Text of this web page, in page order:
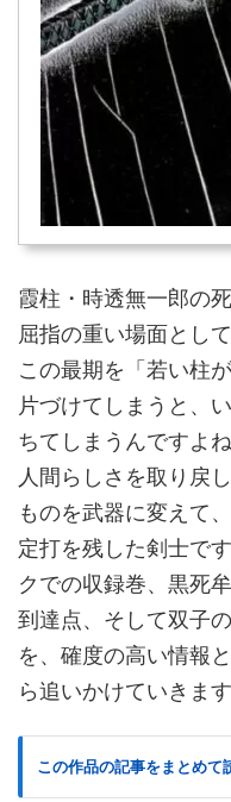
霞柱・時透無一郎の
屈指の重い場面とし
この最期を「若い柱
片づけてしまうと、
ちてしまうんですよ
人間らしさを取り戻
ものを武器に変えて
定打を残した剣士で
クでの収録巻、黒死
到達点、そして双子
を、確度の高い情報
ら追いかけていきます
この作品の記事をまとめて